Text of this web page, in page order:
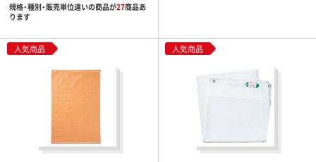
規格・種別・販売単位違いの商品が27商品あ
ります
人気商品 人気商品